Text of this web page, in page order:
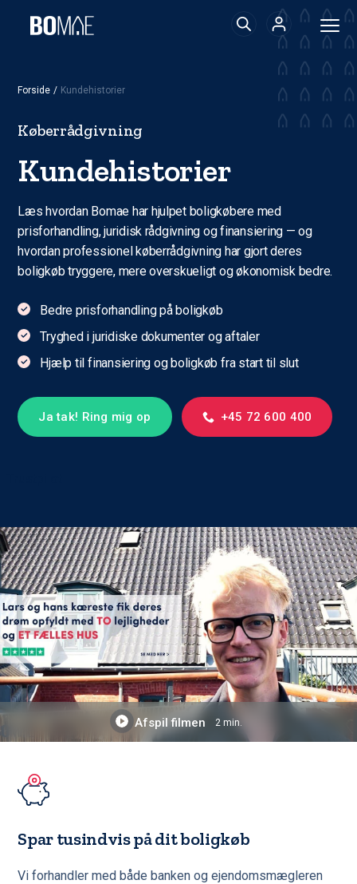
Forside / Kundehistorier
Køberrådgivning
Kundehistorier
Læs hvordan Bomae har hjulpet boligkøbere med
prisforhandling, juridisk rådgivning og finansiering — og
hvordan professionel køberrådgivning har gjort deres
boligkøb tryggere, mere overskueligt og økonomisk bedre.
Bedre prisforhandling på boligkøb
Tryghed i juridiske dokumenter og aftaler
Hjælp til finansiering og boligkøb fra start til slut
Ja tak! Ring mig op +45 72 600 400
Afspil filmen 2 min.
Spar tusindvis på dit boligkøb
Vi forhandler med både banken og ejendomsmægleren